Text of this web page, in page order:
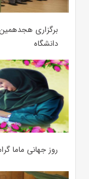
برگزاری
دانشگاه
روز جهانی ماما